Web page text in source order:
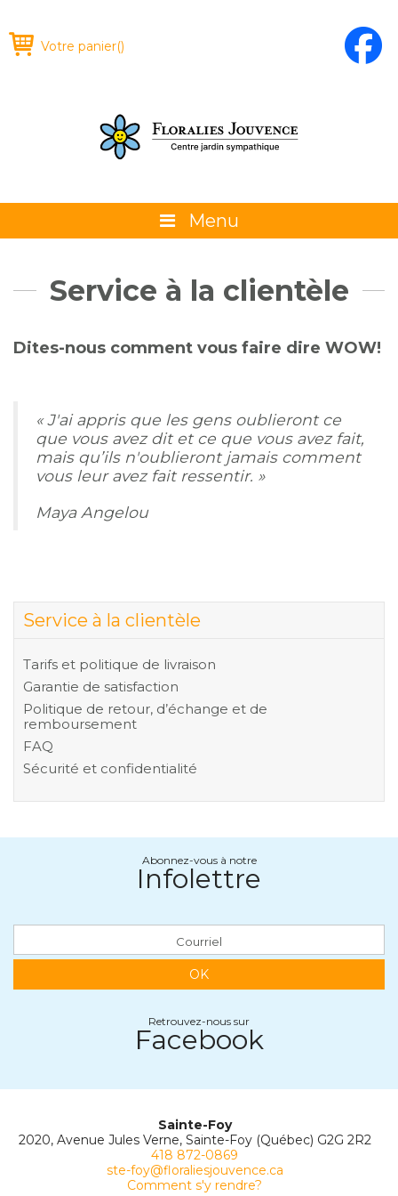
Votre panier()
Menu
La boutique
Calendrier horticole
Emplois
Service à la clientèle
Service à la clientèle
Dites-nous comment vous faire dire WOW!
« J'ai appris que les gens oublieront ce
que vous avez dit et ce que vous avez fait,
mais qu’ils n'oublieront jamais comment
vous leur avez fait ressentir. »
Maya Angelou
Service à la clientèle
Tarifs et politique de livraison
Garantie de satisfaction
Politique de retour, d’échange et de
remboursement
FAQ
Sécurité et confidentialité
Abonnez-vous à notre
Infolettre
OK
Retrouvez-nous sur
Facebook
Sainte-Foy
2020, Avenue Jules Verne, Sainte-Foy (Québec) G2G 2R2
418 872-0869
ste-foy@floraliesjouvence.ca
Comment s'y rendre?